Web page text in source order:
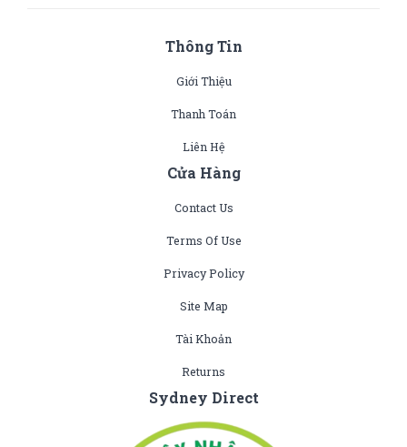
Thông Tin
Giới Thiệu
Thanh Toán
Liên Hệ
Cửa Hàng
Contact Us
Terms Of Use
Privacy Policy
Site Map
Tài Khoản
Returns
Sydney Direct